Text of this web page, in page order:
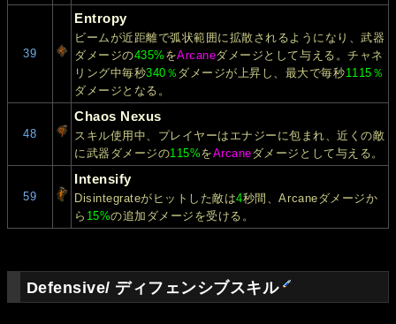
39
Entropy
ビームが近距離で弧状範囲に拡散されるようになり、武器
ダメージの435% をArcaneダメージとして与える。チャネ
リング中毎秒340％ ダメージが上昇し、最大で毎秒1115％
ダメージとなる。
48
Chaos Nexus
スキル使用中、プレイヤーはエナジーに包まれ、近くの敵
に武器ダメージの115%をArcaneダメージとして与える。
59
Intensify
Disintegrateがヒットした敵は4秒間、Arcaneダメージか
ら 15%の追加ダメージを受ける。
Defensive/ ディフェンシブスキル